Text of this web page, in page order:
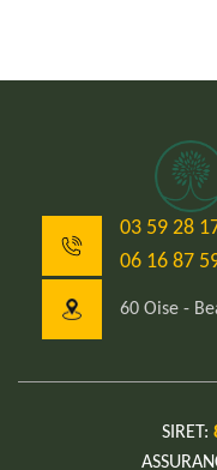
03 59 28
06 16 87
60 Oise -
SIRET: